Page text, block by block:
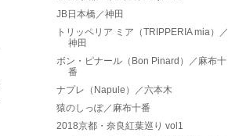
JB日本橋／神田
トリッペリア ミア（TRIPPERIA mia）／
神田
ボン・ピナール（Bon Pinard）／麻布十
番
ナプレ（Napule）／六本木
猿のしっぽ／麻布十番
2018京都・奈良紅葉巡り vol1